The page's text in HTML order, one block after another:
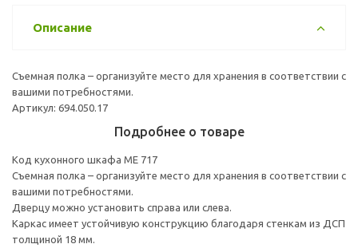
Описание
Съемная полка – организуйте место для хранения в соответствии с
вашими потребностями.
Артикул: 694.050.17
Подробнее о товаре
Код кухонного шкафа ME 717
Съемная полка – организуйте место для хранения в соответствии с
вашими потребностями.
Дверцу можно установить справа или слева.
Каркас имеет устойчивую конструкцию благодаря стенкам из ДСП
толщиной 18 мм.